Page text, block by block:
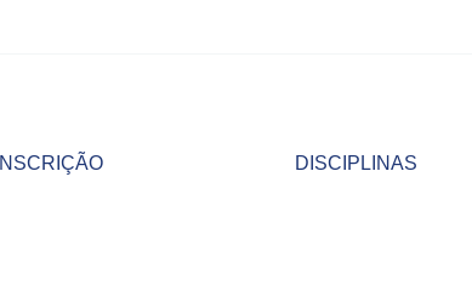
INSCRIÇÃO DISCIPLINAS